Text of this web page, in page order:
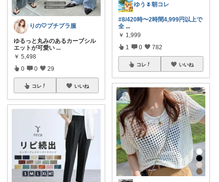
りの🤍プチプラ服
ゆるっと丸みのあるカーブシル
エットが可愛い ...
￥ 5,498
0 0 29
コレ いいね
ゆう🌷朝コレ
#8/420時〜2時間4,999円以上で
全 ...
￥ 1,999
1 0 782
コレ いいね